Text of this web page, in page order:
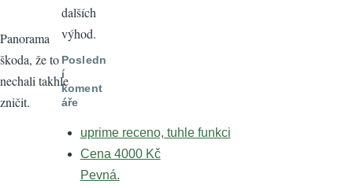
Panorama
škoda, že to
nechali takhle
zničit.
dalších
výhod.
Posledn
í
koment
áře
uprime receno, tuhle funkci
Cena 4000 Kč
Pevná.